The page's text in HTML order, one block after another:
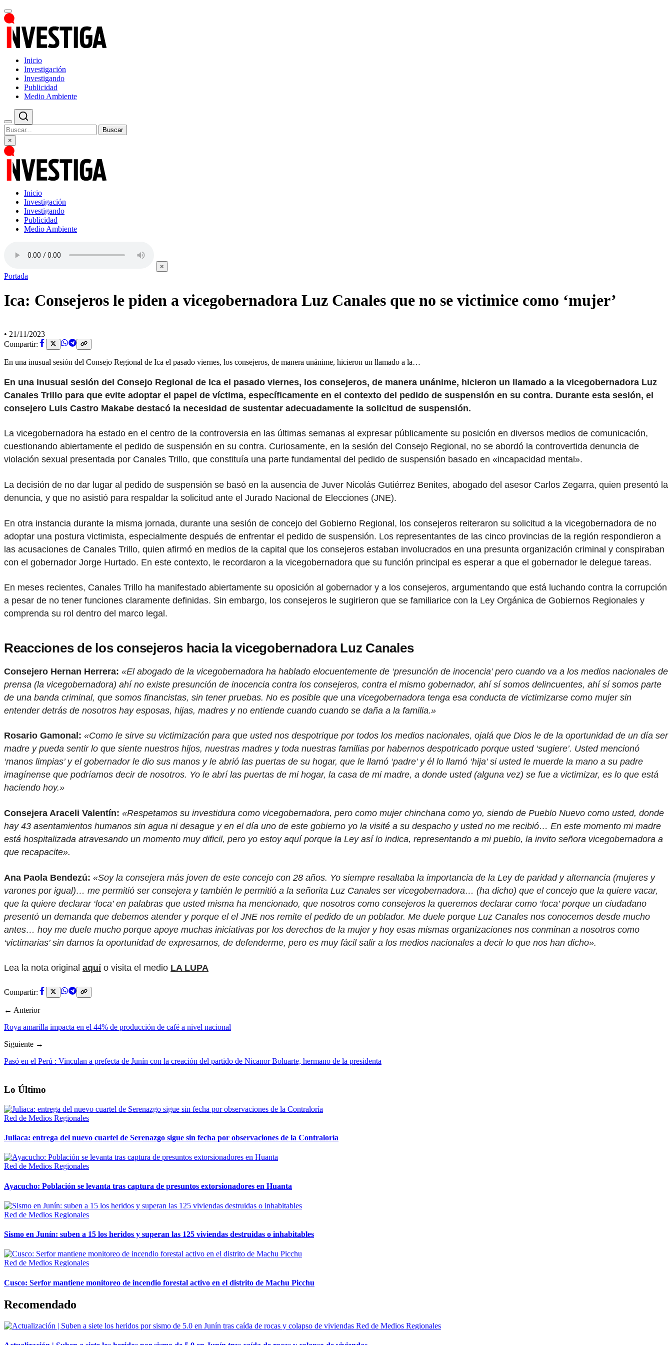
Inicio
Investigación
Investigando
Publicidad
Medio Ambiente
Buscar
×
Inicio
Investigación
Investigando
Publicidad
Medio Ambiente
×
Portada
Ica: Consejeros le piden a vicegobernadora Luz Canales que no se victimice como ‘mujer’
• 21/11/2023
Compartir:
En una inusual sesión del Consejo Regional de Ica el pasado viernes, los consejeros, de manera unánime, hicieron un llamado a la…
En una inusual sesión del Consejo Regional de Ica el pasado viernes, los consejeros, de manera unánime, hicieron un llamado a la vicegobernadora Luz
Canales Trillo para que evite adoptar el papel de víctima, específicamente en el contexto del pedido de suspensión en su contra. Durante esta sesión, el
consejero Luis Castro Makabe destacó la necesidad de sustentar adecuadamente la solicitud de suspensión.
La vicegobernadora ha estado en el centro de la controversia en las últimas semanas al expresar públicamente su posición en diversos medios de comunicación,
cuestionando abiertamente el pedido de suspensión en su contra. Curiosamente, en la sesión del Consejo Regional, no se abordó la controvertida denuncia de
violación sexual presentada por Canales Trillo, que constituía una parte fundamental del pedido de suspensión basado en «incapacidad mental».
La decisión de no dar lugar al pedido de suspensión se basó en la ausencia de Juver Nicolás Gutiérrez Benites, abogado del asesor Carlos Zegarra, quien presentó la
denuncia, y que no asistió para respaldar la solicitud ante el Jurado Nacional de Elecciones (JNE).
En otra instancia durante la misma jornada, durante una sesión de concejo del Gobierno Regional, los consejeros reiteraron su solicitud a la vicegobernadora de no
adoptar una postura victimista, especialmente después de enfrentar el pedido de suspensión. Los representantes de las cinco provincias de la región respondieron a
las acusaciones de Canales Trillo, quien afirmó en medios de la capital que los consejeros estaban involucrados en una presunta organización criminal y conspiraban
con el gobernador Jorge Hurtado. En este contexto, le recordaron a la vicegobernadora que su función principal es esperar a que el gobernador le delegue tareas.
En meses recientes, Canales Trillo ha manifestado abiertamente su oposición al gobernador y a los consejeros, argumentando que está luchando contra la corrupción
a pesar de no tener funciones claramente definidas. Sin embargo, los consejeros le sugirieron que se familiarice con la Ley Orgánica de Gobiernos Regionales y
comprenda su rol dentro del marco legal.
Reacciones de los consejeros hacia la vicegobernadora Luz Canales
Consejero Hernan Herrera: «El abogado de la vicegobernadora ha hablado elocuentemente de ‘presunción de inocencia’ pero cuando va a los medios nacionales de
prensa (la vicegobernadora) ahí no existe presunción de inocencia contra los consejeros, contra el mismo gobernador, ahí sí somos delincuentes, ahí sí somos parte
de una banda criminal, que somos financistas, sin tener pruebas. No es posible que una vicegobernadora tenga esa conducta de victimizarse como mujer sin
entender detrás de nosotros hay esposas, hijas, madres y no entiende cuando cuando se daña a la familia.»
Rosario Gamonal: «Como le sirve su victimización para que usted nos despotrique por todos los medios nacionales, ojalá que Dios le de la oportunidad de un día ser
madre y pueda sentir lo que siente nuestros hijos, nuestras madres y toda nuestras familias por habernos despotricado porque usted ‘sugiere’. Usted mencionó
‘manos limpias’ y el gobernador le dio sus manos y le abrió las puertas de su hogar, que le llamó ‘padre’ y él lo llamó ‘hija’ si usted le muerde la mano a su padre
imagínense que podríamos decir de nosotros. Yo le abrí las puertas de mi hogar, la casa de mi madre, a donde usted (alguna vez) se fue a victimizar, es lo que está
haciendo hoy.»
Consejera Araceli Valentín: «Respetamos su investidura como vicegobernadora, pero como mujer chinchana como yo, siendo de Pueblo Nuevo como usted, donde
hay 43 asentamientos humanos sin agua ni desague y en el día uno de este gobierno yo la visité a su despacho y usted no me recibió… En este momento mi madre
está hospitalizada atravesando un momento muy dificil, pero yo estoy aquí porque la Ley así lo indica, representando a mi pueblo, la invito señora vicegobernadora a
que recapacite».
Ana Paola Bendezú: «Soy la consejera más joven de este concejo con 28 años. Yo siempre resaltaba la importancia de la Ley de paridad y alternancia (mujeres y
varones por igual)… me permitió ser consejera y también le permitió a la señorita Luz Canales ser vicegobernadora… (ha dicho) que el concejo que la quiere vacar,
que la quiere declarar ‘loca’ en palabras que usted misma ha mencionado, que nosotros como consejeros la queremos declarar como ‘loca’ porque un ciudadano
presentó un demanda que debemos atender y porque el el JNE nos remite el pedido de un poblador. Me duele porque Luz Canales nos conocemos desde mucho
antes… hoy me duele mucho porque apoye muchas iniciativas por los derechos de la mujer y hoy esas mismas organizaciones nos conminan a nosotros como
‘victimarias’ sin darnos la oportunidad de expresarnos, de defenderme, pero es muy fácil salir a los medios nacionales a decir lo que nos han dicho».
Lea la nota original aquí o visita el medio LA LUPA
Compartir:
← Anterior
Roya amarilla impacta en el 44% de producción de café a nivel nacional
Siguiente →
Pasó en el Perú : Vinculan a prefecta de Junín con la creación del partido de Nicanor Boluarte, hermano de la presidenta
Lo Último
Red de Medios Regionales
Juliaca: entrega del nuevo cuartel de Serenazgo sigue sin fecha por observaciones de la Contraloría
Red de Medios Regionales
Ayacucho: Población se levanta tras captura de presuntos extorsionadores en Huanta
Red de Medios Regionales
Sismo en Junín: suben a 15 los heridos y superan las 125 viviendas destruidas o inhabitables
Red de Medios Regionales
Cusco: Serfor mantiene monitoreo de incendio forestal activo en el distrito de Machu Picchu
Recomendado
Red de Medios Regionales